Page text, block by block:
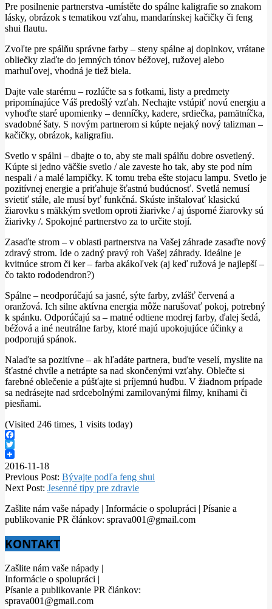
Pre posilnenie partnerstva -umístěte do spálne kaligrafie so znakom
lásky, obrázok s tematikou vzťahu, mandarínskej kačičky či feng
shui flautu.
Zvoľte pre spálňu správne farby – steny spálne aj doplnkov, vrátane
obliečky zlaďte do jemných tónov béžovej, ružovej alebo
marhuľovej, vhodná je tiež biela.
Dajte vale starému – rozlúčte sa s fotkami, listy a predmety
pripomínajúce Váš predošlý vzťah. Nechajte vstúpiť novú energiu a
vyhoďte staré upomienky – denníčky, kadere, srdiečka, pamätníčka,
svadobné šaty. S novým partnerom si kúpte nejaký nový talizman –
kačičky, obrázok, kaligrafiu.
Svetlo v spálni – dbajte o to, aby ste mali spálňu dobre osvetlený.
Kúpte si jedno väčšie svetlo / ale zaveste ho tak, aby ste pod ním
nespali / a malé lampičky. K tomu treba ešte stojacu lampu. Svetlo je
pozitívnej energie a priťahuje šťastnú budúcnosť. Svetlá nemusí
svietiť stále, ale musí byť funkčná. Skúste inštalovať klasickú
žiarovku s mäkkým svetlom oproti žiarivke / aj úsporné žiarovky sú
žiarivky /. Spokojné partnerstvo za to určite stojí.
Zasaďte strom – v oblasti partnerstva na Vašej záhrade zasaďte nový
zdravý strom. Ide o zadný pravý roh Vašej záhrady. Ideálne je
kvitnúce strom či ker – farba akákoľvek (aj keď ružová je najlepší –
čo takto rododendron?)
Spálne – neodporúčajú sa jasné, sýte farby, zvlášť červená a
oranžová. Ich silne aktívna energia môže narušovať pokoj, potrebný
k spánku. Odporúčajú sa – matné odtiene modrej farby, ďalej šedá,
béžová a iné neutrálne farby, ktoré majú upokojujúce účinky a
podporujú spánok.
Nalaďte sa pozitívne – ak hľadáte partnera, buďte veselí, myslite na
šťastné chvíle a netrápte sa nad skončenými vzťahy. Oblečte si
farebné oblečenie a púšťajte si príjemnú hudbu. V žiadnom prípade
sa nedrásejte nad srdcebolnými zamilovanými filmy, knihami či
piesňami.
(Visited 246 times, 1 visits today)
Facebook
Twitter
2016-11-18
Previous Post: Bývajte podľa feng shui
Next Post: Jesenné tipy pre zdravie
Zašlite nám vaše nápady | Informácie o spolupráci | Písanie a
publikovanie PR článkov: sprava001@gmail.com
KONTAKT
Zašlite nám vaše nápady |
Informácie o spolupráci |
Písanie a publikovanie PR článkov:
sprava001@gmail.com